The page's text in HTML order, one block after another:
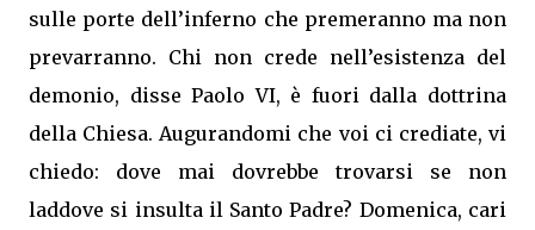
sulle porte dell’inferno che premeranno ma non
prevarranno. Chi non crede nell’esistenza del
demonio, disse Paolo VI, è fuori dalla dottrina
della Chiesa. Augurandomi che voi ci crediate, vi
chiedo: dove mai dovrebbe trovarsi se non
laddove si insulta il Santo Padre? Domenica, cari